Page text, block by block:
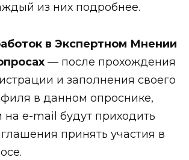
из них подробнее.
в Экспертном Мнении
— после прохождения
и заполнения своего
в данном опроснике,
на e-mail будут приходить
принять участия в